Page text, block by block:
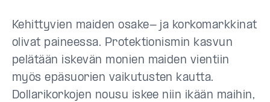
Kehittyvien maiden osake- ja korkomarkkinat
olivat paineessa. Protektionismin kasvun
pelätään iskevän monien maiden vientiin
myös epäsuorien vaikutusten kautta.
Dollarikorkojen nousu iskee niin ikään maihin,